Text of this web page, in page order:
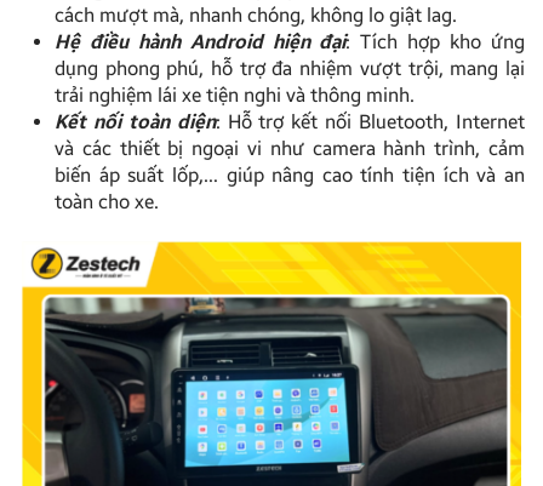
cách mượt mà, nhanh chóng, không lo giật lag.
Hệ điều hành Android hiện đại: Tích hợp kho ứng
dụng phong phú, hỗ trợ đa nhiệm vượt trội, mang lại
trải nghiệm lái xe tiện nghi và thông minh.
Kết nối toàn diện: Hỗ trợ kết nối Bluetooth, Internet
và các thiết bị ngoại vi như camera hành trình, cảm
biến áp suất lốp,… giúp nâng cao tính tiện ích và an
toàn cho xe.